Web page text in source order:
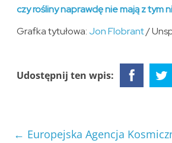
czy rośliny naprawdę nie mają z tym
Grafka tytułowa: Jon Flobrant/
Udostępnij ten wpis:
← Europejska Agencja